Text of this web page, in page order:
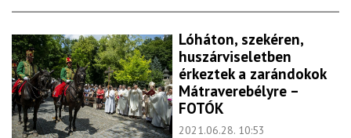
Lóháton, szekéren,
huszárviseletben
érkeztek a zarándokok
Mátraverebélyre –
FOTÓK
2021.06.28. 10:53